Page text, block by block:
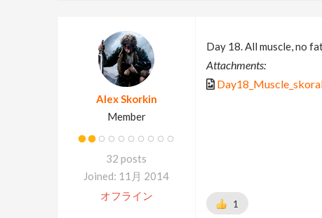
Alex Skorkin
Member
32 posts
Joined: 11月 2014
オフライン
Day 18. All muscle, no
Attachments:
1